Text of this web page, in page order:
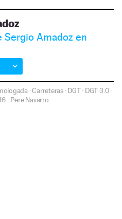
Sergio Amadoz en
·Carreteras·DGT· DGT 3.0·
· Pere Navarro